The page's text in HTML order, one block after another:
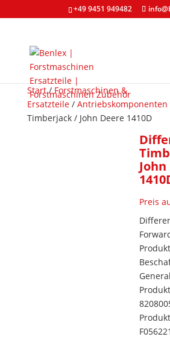
+49 9451 949482
Start/Forstmaschinen &
Ersatzteile/ Antriebskomponenten
Timberjack / John Deere 1410D
Preis
F056221